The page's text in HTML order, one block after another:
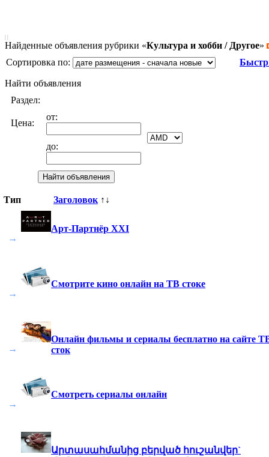
Найденные объявления рубрики «Культура и хобби / Другое»
Сортировка по:
Найти объявления
Раздел:
Цена:
от:
до:
Тип Заголовок ↑↓
→
Арт-Партнёр XXI
→
Смотрите кино онлайн на ТВ стоке
→
Онлайн фильмы и сериалы бесплатно на сайте
сток
→
Смотреть сериалы онлайн
Արտասահմանից բերված հուշանվեր`